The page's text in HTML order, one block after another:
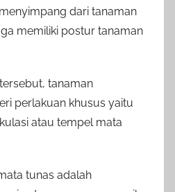
dari tanaman
memiliki postur tanaman
tanaman
perlakuan khusus yaitu
atau tempel mata
tunas adalah